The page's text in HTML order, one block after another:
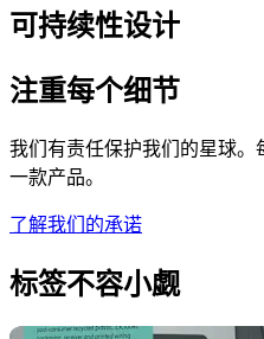
可持续性设计
注重每个细节
我们有责任保护我们的星球
一款产品。
了解我们的承诺
标签不容小觑